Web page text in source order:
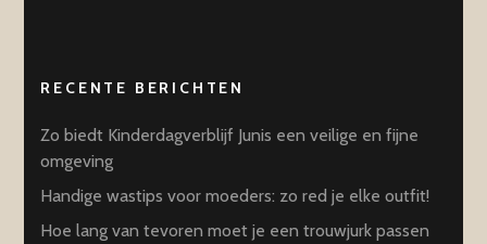
RECENTE BERICHTEN
Zo biedt Kinderdagverblijf Junis een veilige en fijne
omgeving
Handige wastips voor moeders: zo red je elke outfit!
Hoe lang van tevoren moet je een trouwjurk passen